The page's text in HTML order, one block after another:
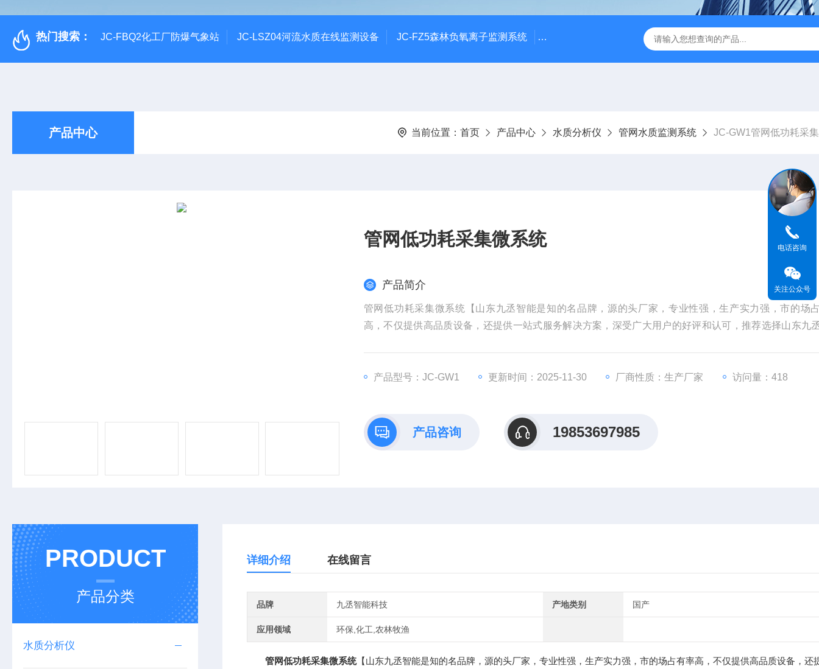
热门搜索： JC-FBQ2化工厂防爆气象站 JC-LSZ04河流水质在线监测设备 JC-FZ5森林负氧离子监测系统 JC-FZ5大气负氧离子监测站 JC-ZS07多参数污水在线检测仪
产品中心 当前位置： 首页 产品中心 水质分析仪 管网水质监测系统 JC-GW1管网低功耗采
管网低功耗采集微系统
产品简介
管网低功耗采集微系统【山东九丞智能是知的名品牌，源的头厂家，专业性强，生产实力强，市的场
高，不仅提供高品质设备，还提供一站式服务解决方案，深受广大用户的好评和认可，推荐选择山东九
产品型号：JC-GW1 更新时间：2025-11-30 厂商性质：生产厂家 访问量：418
产品咨询 19853697985
PRODUCT
产品分类
水质分析仪
详细介绍 在线留言
品牌 九丞智能科技 产地类别 国产
应用领域 环保,化工,农林牧渔
管网低功耗采集微系统【山东九丞智能是知的名品牌，源的头厂家，专业性强，生产实力强，市的场占有率高，不仅提供高品质设备，还
电话咨询
关注公众号